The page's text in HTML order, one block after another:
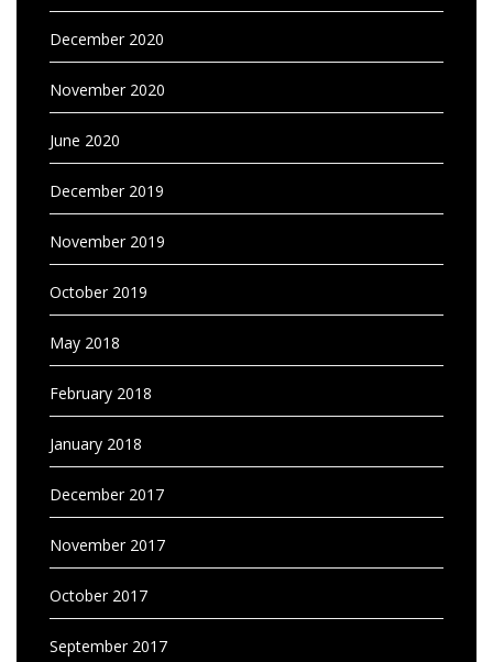
December 2020
November 2020
June 2020
December 2019
November 2019
October 2019
May 2018
February 2018
January 2018
December 2017
November 2017
October 2017
September 2017